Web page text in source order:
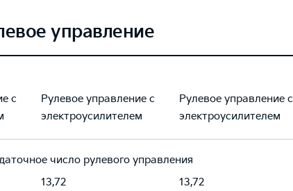
управление
с
Рулевое управление с
электроусилителем
Рулевое управление с
электроусилителем
число рулевого управления
13,72 13,72